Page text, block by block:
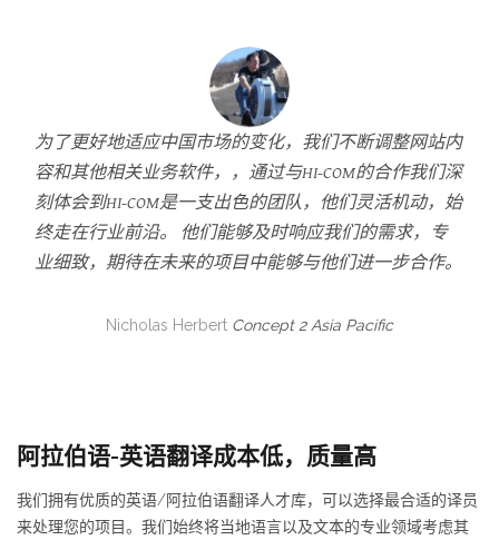
为了更好地适应中国市场的变化，我们不断调整网站内
容和其他相关业务软件，，通过与HI-COM的合作我们深
刻体会到HI-COM是一支出色的团队，他们灵活机动，始
终走在行业前沿。 他们能够及时响应我们的需求，专
业细致，期待在未来的项目中能够与他们进一步合作。
Nicholas Herbert Concept 2 Asia Pacific
阿拉伯语-英语翻译成本低，质量高
我们拥有优质的英语/阿拉伯语翻译人才库，可以选择最合适的译员
来处理您的项目。我们始终将当地语言以及文本的专业领域考虑其